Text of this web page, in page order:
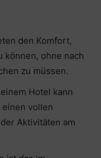
den Komfort,
können, ohne nach
zu müssen.
Hotel kann
vollen
Aktivitäten am